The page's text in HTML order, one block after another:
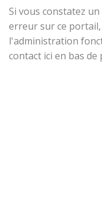
Si vous constatez
erreur sur ce
l'administration
contact ici en bas de